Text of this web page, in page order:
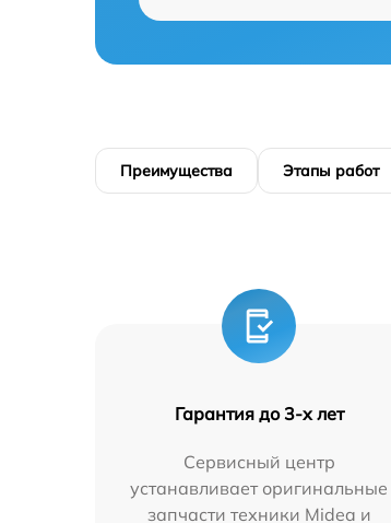
Преимущества Этапы работ
Гарантия до 3-х лет
Сервисный центр
устанавливает оригинальные
запчасти техники Midea и